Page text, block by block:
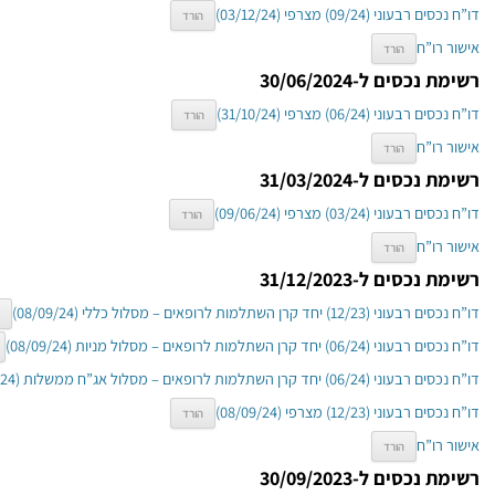
דו”ח נכסים רבעוני (09/24) מצרפי (03/12/24) הורד
אישור רו”ח הורד
רשימת נכסים ל-30/06/2024
דו”ח נכסים רבעוני (06/24) מצרפי (31/10/24) הורד
אישור רו”ח הורד
רשימת נכסים ל-31/03/2024
דו”ח נכסים רבעוני (03/24) מצרפי (09/06/24) הורד
אישור רו”ח הורד
רשימת נכסים ל-31/12/2023
דו”ח נכסים רבעוני (12/23) יחד קרן השתלמות לרופאים – מסלול כללי (08/09/24)
דו”ח נכסים רבעוני (06/24) יחד קרן השתלמות לרופאים – מסלול מניות (08/09/24)
דו”ח נכסים רבעוני (06/24) יחד קרן השתלמות לרופאים – מסלול אג”ח ממשלות (08/09/24)
דו”ח נכסים רבעוני (12/23) מצרפי (08/09/24) הורד
אישור רו”ח הורד
רשימת נכסים ל-30/09/2023